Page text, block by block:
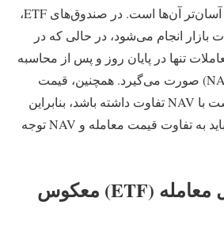
مشترک در نقدشوندگی آسان‌تر آن‌ها است. در صندوق‌های ETF،
انجام می‌شود، در حالی که در
تنها در پایان روز و پس از محاسبه
ارزش خالص دارایی (NAV) صورت می‌گیرد. همچنین، قیمت
واحدهای ETF ممکن است با NAV تفاوت داشته باشد، بنابراین
هنگام خرید این واحدها باید به تفاوت قیمت معامله و NAV توجه
صندوق‌های قابل معامله (ETF) معکوس